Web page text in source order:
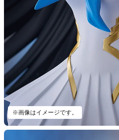
※画像はイメージです。